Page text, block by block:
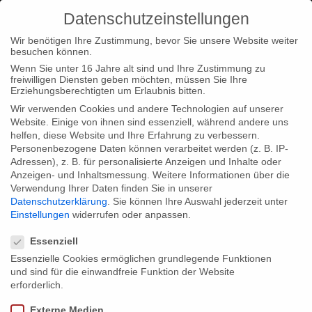
Home Type|News Type|Filmnews
ARTE-press
conference “Farewell Comrades!”
ARTE-press conference “Farewell
Comrades!”
On January 10th at 11.00 am a big ARTE-press conference
concerning “Farewell Comrades!” will be hosted at SOHO-
Datenschutzeinstellungen
Wir benötigen Ihre Zustimmung, bevor Sie unsere Website weiter
besuchen können.
Wenn Sie unter 16 Jahre alt sind und Ihre Zustimmung zu
freiwilligen Diensten geben möchten, müssen Sie Ihre
Erziehungsberechtigten um Erlaubnis bitten.
Wir verwenden Cookies und andere Technologien auf unserer
Website. Einige von ihnen sind essenziell, während andere uns
helfen, diese Website und Ihre Erfahrung zu verbessern.
Personenbezogene Daten können verarbeitet werden (z. B. IP-
Adressen), z. B. für personalisierte Anzeigen und Inhalte oder
Anzeigen- und Inhaltsmessung. Weitere Informationen über die
Verwendung Ihrer Daten finden Sie in unserer
Datenschutzerklärung
Sie können Ihre Auswahl jederzeit unter
Einstellungen widerrufen oder anpassen.
Essenziell
Essenzielle Cookies ermöglichen grundlegende Funktionen
und sind für die einwandfreie Funktion der Website
erforderlich.